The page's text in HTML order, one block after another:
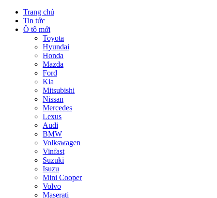
Trang chủ
Tin tức
Ô tô mới
Toyota
Hyundai
Honda
Mazda
Ford
Kia
Mitsubishi
Nissan
Mercedes
Lexus
Audi
BMW
Volkswagen
Vinfast
Suzuki
Isuzu
Mini Cooper
Volvo
Maserati